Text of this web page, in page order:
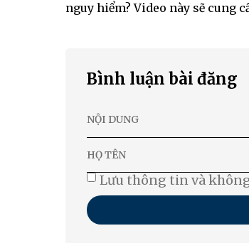
nguy hiểm? Video này sẽ cung
Bình luận bài đăng
Lưu thông tin và